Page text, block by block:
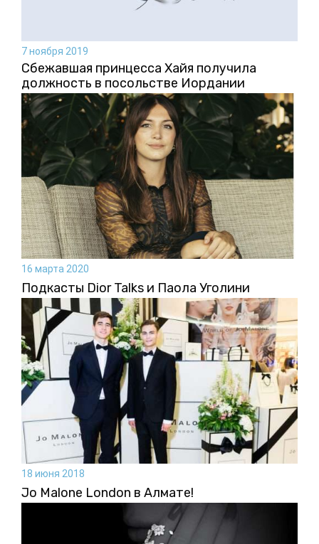
7 ноября 2019
Сбежавшая принцесса Хайя получила
должность в посольстве Иордании
16 марта 2020
Подкасты Dior Talks и Паола Уголини
18 июня 2018
Jo Malone London в Алмате!